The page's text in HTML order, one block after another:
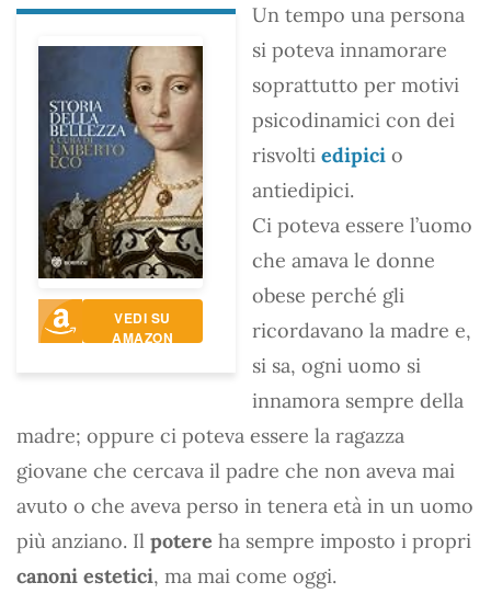
VEDI SU
AMAZON
Un tempo una persona
si poteva innamorare
soprattutto per motivi
psicodinamici con dei
risvolti edipici o
antiedipici.
Ci poteva essere l’uomo
che amava le donne
obese perché gli
ricordavano la madre e,
si sa, ogni uomo si
innamora sempre della
madre; oppure ci poteva essere la ragazza
giovane che cercava il padre che non aveva mai
avuto o che aveva perso in tenera età in un uomo
più anziano. Il potere ha sempre imposto i propri
canoni estetici, ma mai come oggi.